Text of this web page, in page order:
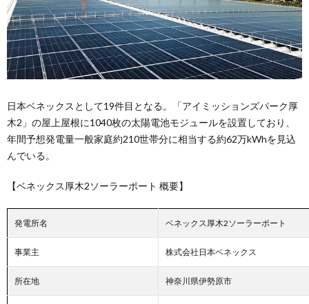
日本ベネックスとして19件目となる。「アイミッションズパーク厚
木2」の屋上屋根に1040枚の太陽電池モジュールを設置しており、
年間予想発電量一般家庭約210世帯分に相当する約62万kWhを見込
んでいる。
【ベネックス厚木2ソーラーポート 概要】
発電所名 ベネックス厚木2ソーラーポート
事業主 株式会社日本ベネックス
所在地 神奈川県伊勢原市